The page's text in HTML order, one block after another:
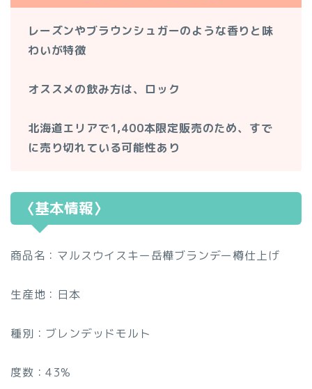
レーズンやブラウンシュガーのような香りと味
わいが特徴
オススメの飲み方は、ロック
北海道エリアで1,400本限定販売のため、すで
に売り切れている可能性あり
〈基本情報〉
商品名：マルスウイスキー岳樺ブランデー樽仕上げ
生産地：日本
種別：ブレンデッドモルト
度数：43%